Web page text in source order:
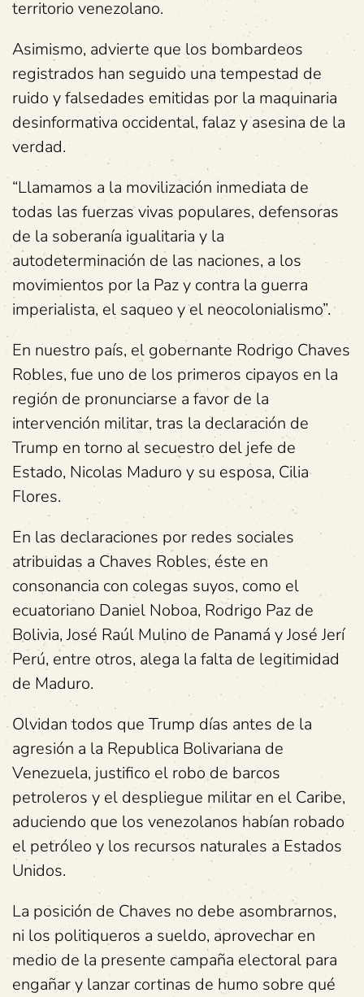
territorio venezolano.
Asimismo, advierte que los bombardeos
registrados han seguido una tempestad de
ruido y falsedades emitidas por la maquinaria
desinformativa occidental, falaz y asesina de la
verdad.
“Llamamos a la movilización inmediata de
todas las fuerzas vivas populares, defensoras
de la soberanía igualitaria y la
autodeterminación de las naciones, a los
movimientos por la Paz y contra la guerra
imperialista, el saqueo y el neocolonialismo”.
En nuestro país, el gobernante Rodrigo Chaves
Robles, fue uno de los primeros cipayos en la
región de pronunciarse a favor de la
intervención militar, tras la declaración de
Trump en torno al secuestro del jefe de
Estado, Nicolas Maduro y su esposa, Cilia
Flores.
En las declaraciones por redes sociales
atribuidas a Chaves Robles, éste en
consonancia con colegas suyos, como el
ecuatoriano Daniel Noboa, Rodrigo Paz de
Bolivia, José Raúl Mulino de Panamá y José Jerí
Perú, entre otros, alega la falta de legitimidad
de Maduro.
Olvidan todos que Trump días antes de la
agresión a la Republica Bolivariana de
Venezuela, justifico el robo de barcos
petroleros y el despliegue militar en el Caribe,
aduciendo que los venezolanos habían robado
el petróleo y los recursos naturales a Estados
Unidos.
La posición de Chaves no debe asombrarnos,
ni los politiqueros a sueldo, aprovechar en
medio de la presente campaña electoral para
engañar y lanzar cortinas de humo sobre qué